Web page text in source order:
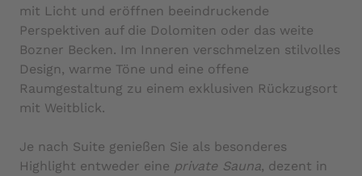
mit Licht und eröffnen beeindruckende
Perspektiven auf die Dolomiten oder das weite
Bozner Becken. Im Inneren verschmelzen stilvolles
Design, warme Töne und eine offene
Raumgestaltung zu einem exklusiven Rückzugsort
mit Weitblick.
Je nach Suite genießen Sie als besonderes
Highlight entweder eine private Sauna, dezent in